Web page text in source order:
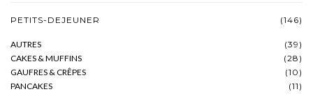
PETITS-DEJEUNER (146)
AUTRES
(39)
CAKES & MUFFINS
(28)
GAUFRES & CRÊPES
(10)
PANCAKES
(11)